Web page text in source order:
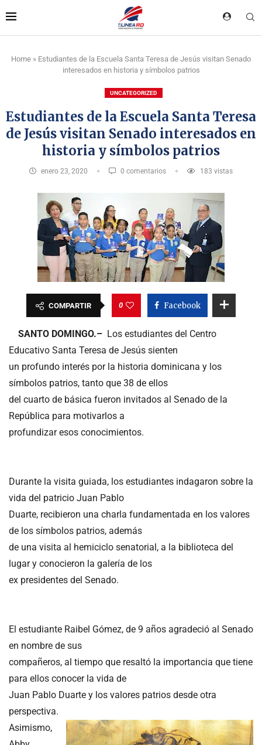
Home » Estudiantes de la Escuela Santa Teresa de Jesús visitan Senado
interesados en historia y símbolos patrios
UNCATEGORIZED
Estudiantes de la Escuela Santa Teresa
de Jesús visitan Senado interesados en
historia y símbolos patrios
enero 23, 2020 0 comentarios 183 vistas
COMPARTIR 0 Facebook
SANTO DOMINGO.– Los estudiantes del Centro
Educativo Santa Teresa de Jesús sienten
un profundo interés por la historia dominicana y los
símbolos patrios, tanto que 38 de ellos
del cuarto de básica fueron invitados al Senado de la
República para motivarlos a
profundizar esos conocimientos.
Durante la visita guiada, los estudiantes indagaron sobre la
vida del patricio Juan Pablo
Duarte, recibieron una charla fundamentada en los valores
de los símbolos patrios, además
de una visita al hemiciclo senatorial, a la biblioteca del
lugar y conocieron la galería de los
ex presidentes del Senado.
El estudiante Raibel Gómez, de 9 años agradeció al Senado
en nombre de sus
compañeros, al tiempo que resaltó la importancia que tiene
para ellos conocer la vida de
Juan Pablo Duarte y los valores patrios desde otra
perspectiva.
Asimismo,